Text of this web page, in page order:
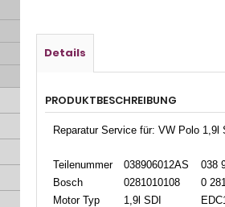
Details
PRODUKTBESCHREIBUNG
Reparatur Service für: VW Polo 1,9l
Teilenummer 038906012AS
038
Bosch
0281010108
0
Motor Typ
1,9l SDI